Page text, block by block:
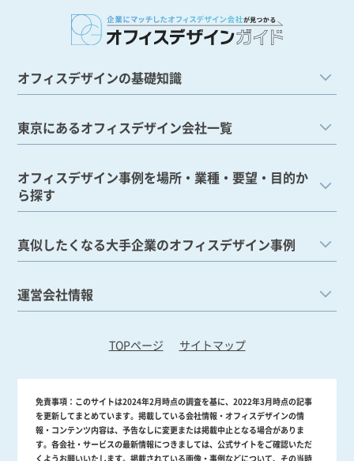
オフィスデザインの基礎知識
東京にあるオフィスデザイン会社一覧
オフィスデザイン事例を場所・業種・要望・目的か
ら探す
真似したくなる大手企業のオフィスデザイン事例
運営会社情報
TOPページ サイトマップ
免責事項： このサイトは2024年2月時点の調査を基に、2022年3月時点の記事
を更新してまとめています。掲載している会社情報・オフィスデザインの情
報・コンテンツ内容は、予告なしに変更または掲載中止となる場合がありま
す。各会社・サービスの最新情報につきましては、公式サイトをご確認いただ
くようお願いいたします。掲載されている画像・事例などについて、その当時